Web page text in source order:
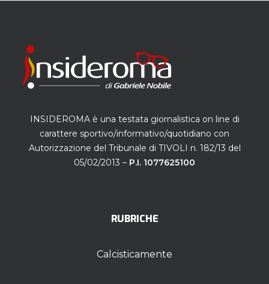
INSIDEROMA è una testata giornalistica on line di
carattere sportivo/informativo/quotidiano con
Autorizzazione del Tribunale di TIVOLI n. 182/13 del
05/02/2013 – P.I. 1077625100
RUBRICHE
Calcisticamente